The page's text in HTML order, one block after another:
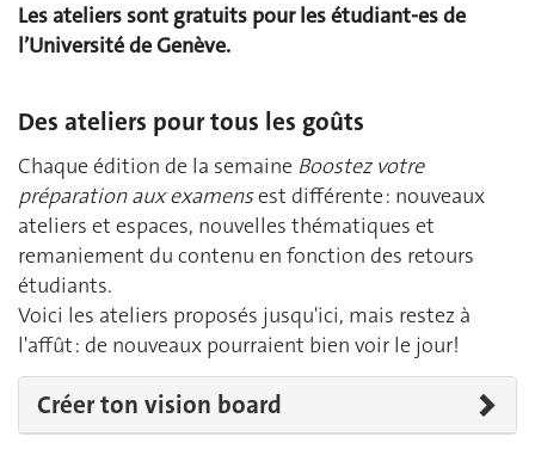
Les ateliers sont gratuits pour les étudiant-es de
l’Université de Genève.
Des ateliers pour tous les goûts
Chaque édition de la semaine Boostez votre
préparation aux examensest différente : nouveaux
ateliers et espaces, nouvelles thématiques et
remaniement du contenu en fonction des retours
étudiants.
Voici les ateliers proposés jusqu'ici, mais restez à
l'affût : de nouveaux pourraient bien voir le jour!
Créer ton vision board